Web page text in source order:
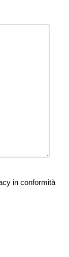
in conformità